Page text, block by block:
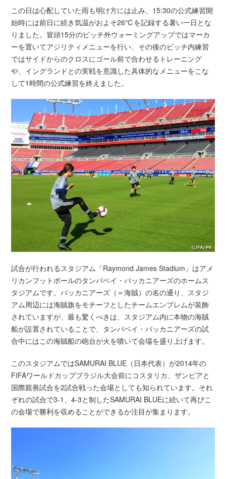
この日は心配していた雨も明け方には止み、15:30の公式練習開
始時には前日に続き気温がおよそ26℃を記録する暑い一日とな
りました。冒頭15分のピッチ外ウォーミングアップではマーカ
ーを置いてアジリティメニューを行い、その後のピッチ内練習
ではサイドからのクロスにゴール前で合わせるトレーニング
や、イングランドとの実戦を意識した具体的なメニューをこな
して1時間の公式練習を終えました。
試合が行われるスタジアム「Raymond James Stadium」はアメ
リカンフットボールのタンパベイ・バッカニアーズのホームス
タジアムです。バッカニアーズ（＝海賊）の名の通り、スタジ
アム周辺には海賊旗をモチーフとしたチームエンブレムが装飾
されていますが、最も驚くべきは、スタジアム内に本物の海賊
船が設置されていることで、タンパベイ・バッカニアーズの試
合中にはこの海賊船の砲台が火を噴いて会場を盛り上げます。
このスタジアムではSAMURAI BLUE（日本代表）が2014年の
FIFAワールドカップブラジル大会前にコスタリカ、ザンビアと
国際親善試合を2試合戦った会場としても知られています。それ
ぞれの試合で3-1、4-3と制したSAMURAI BLUEに続いて再びこ
の会場で勝利を収めることができるか注目が集まります。